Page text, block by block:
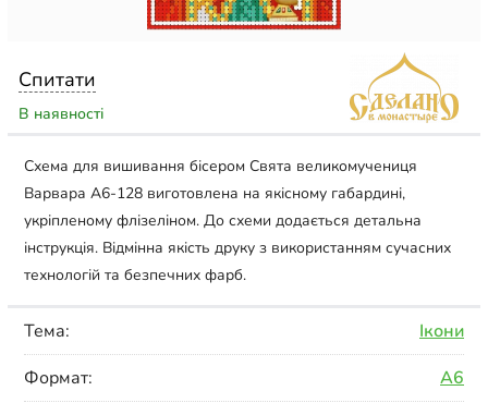
Спитати
В наявності
Схема для вишивання бісером Свята великомучениця
Варвара А6-128 виготовлена на якісному габардині,
укріпленому флізеліном. До схеми додається детальна
інструкція. Відмінна якість друку з використанням сучасних
технологій та безпечних фарб.
Тема:
Ікони
Формат:
А6